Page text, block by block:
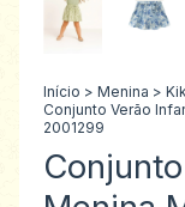
Início > Menina >
Conjunto Verão
2001299